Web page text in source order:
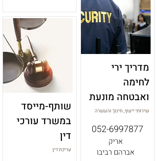
שירותי ייעוץ, חינוך והעשרה
052-6997877
אריק
אברהם רביבו
מדריך ירי
לחימה
ואבטחה מונעת
עריכת דין
שותף-מייסד
במשרד עורכי
דין